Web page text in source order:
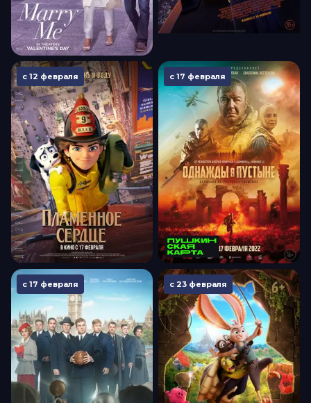
с 12 февраля с 17 февраля
с 17 февраля с 23 февраля